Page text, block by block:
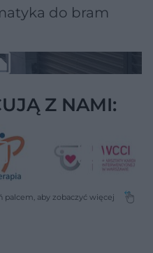
do bram
Z NAMI: